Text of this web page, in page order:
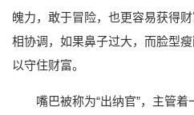
魄力，敢于冒险，也更容易获得
相协调，如果鼻子过大，而脸型
以守住财富。
嘴巴被称为“出纳官”，主管